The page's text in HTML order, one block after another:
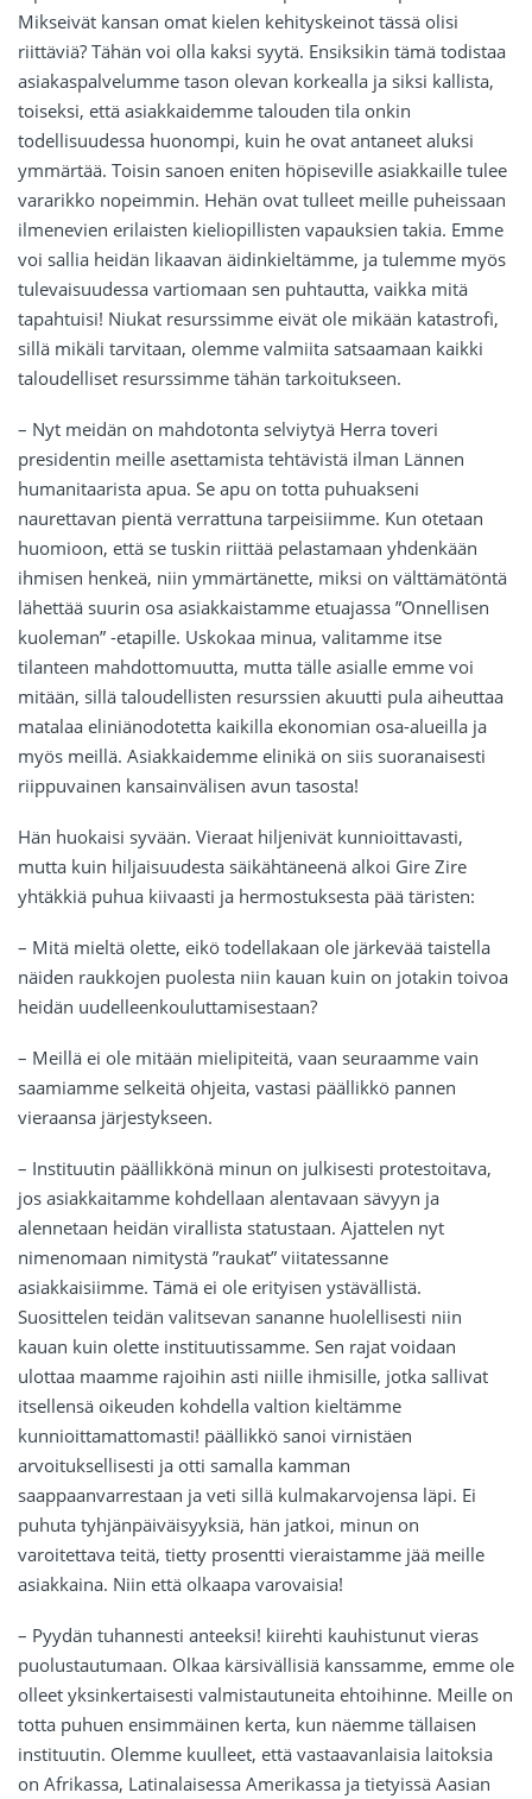
Mikseivät kansan omat kielen kehityskeinot tässä olisi
riittäviä? Tähän voi olla kaksi syytä. Ensiksikin tämä todistaa
asiakaspalvelumme tason olevan korkealla ja siksi kallista,
toiseksi, että asiakkaidemme talouden tila onkin
todellisuudessa huonompi, kuin he ovat antaneet aluksi
ymmärtää. Toisin sanoen eniten höpiseville asiakkaille tulee
vararikko nopeimmin. Hehän ovat tulleet meille puheissaan
ilmenevien erilaisten kieliopillisten vapauksien takia. Emme
voi sallia heidän likaavan äidinkieltämme, ja tulemme myös
tulevaisuudessa vartiomaan sen puhtautta, vaikka mitä
tapahtuisi! Niukat resurssimme eivät ole mikään katastrofi,
sillä mikäli tarvitaan, olemme valmiita satsaamaan kaikki
taloudelliset resurssimme tähän tarkoitukseen.
– Nyt meidän on mahdotonta selviytyä Herra toveri
presidentin meille asettamista tehtävistä ilman Lännen
humanitaarista apua. Se apu on totta puhuakseni
naurettavan pientä verrattuna tarpeisiimme. Kun otetaan
huomioon, että se tuskin riittää pelastamaan yhdenkään
ihmisen henkeä, niin ymmärtänette, miksi on välttämätöntä
lähettää suurin osa asiakkaistamme etuajassa ”Onnellisen
kuoleman” -etapille. Uskokaa minua, valitamme itse
tilanteen mahdottomuutta, mutta tälle asialle emme voi
mitään, sillä taloudellisten resurssien akuutti pula aiheuttaa
matalaa eliniänodotetta kaikilla ekonomian osa-alueilla ja
myös meillä. Asiakkaidemme elinikä on siis suoranaisesti
riippuvainen kansainvälisen avun tasosta!
Hän huokaisi syvään. Vieraat hiljenivät kunnioittavasti,
mutta kuin hiljaisuudesta säikähtäneenä alkoi Gire Zire
yhtäkkiä puhua kiivaasti ja hermostuksesta pää täristen:
– Mitä mieltä olette, eikö todellakaan ole järkevää taistella
näiden raukkojen puolesta niin kauan kuin on jotakin toivoa
heidän uudelleenkouluttamisestaan?
– Meillä ei ole mitään mielipiteitä, vaan seuraamme vain
saamiamme selkeitä ohjeita, vastasi päällikkö pannen
vieraansa järjestykseen.
– Instituutin päällikkönä minun on julkisesti protestoitava,
jos asiakkaitamme kohdellaan alentavaan sävyyn ja
alennetaan heidän virallista statustaan. Ajattelen nyt
nimenomaan nimitystä ”raukat” viitatessanne
asiakkaisiimme. Tämä ei ole erityisen ystävällistä.
Suosittelen teidän valitsevan sananne huolellisesti niin
kauan kuin olette instituutissamme. Sen rajat voidaan
ulottaa maamme rajoihin asti niille ihmisille, jotka sallivat
itsellensä oikeuden kohdella valtion kieltämme
kunnioittamattomasti! päällikkö sanoi virnistäen
arvoituksellisesti ja otti samalla kamman
saappaanvarrestaan ja veti sillä kulmakarvojensa läpi. Ei
puhuta tyhjänpäiväisyyksiä, hän jatkoi, minun on
varoitettava teitä, tietty prosentti vieraistamme jää meille
asiakkaina. Niin että olkaapa varovaisia!
– Pyydän tuhannesti anteeksi! kiirehti kauhistunut vieras
puolustautumaan. Olkaa kärsivällisiä kanssamme, emme ole
olleet yksinkertaisesti valmistautuneita ehtoihinne. Meille on
totta puhuen ensimmäinen kerta, kun näemme tällaisen
instituutin. Olemme kuulleet, että vastaavanlaisia laitoksia
on Afrikassa, Latinalaisessa Amerikassa ja tietyissä Aasian